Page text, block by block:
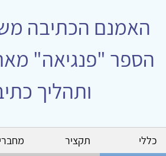
האמנם הכתיבה
הספר "פנגיאה"
ותהליך
כללי תקציר